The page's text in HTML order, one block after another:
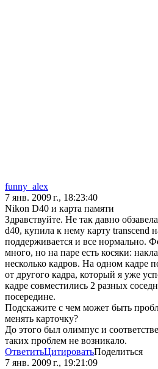
funny_alex
7 янв. 2009 г., 18:23:40
Nikon D40 и карта памяти
Здравствуйте. Не так давно
d40, купила к нему карту transcend
поддерживается и все нормально.
много, но на паре есть косяки:
несколько кадров. На одном кадре
от другого кадра, который я уже
кадре совместились 2 разных
посередине.
Подскажите с чем может быть
менять карточку?
До этого был олимпус и
таких проблем не возникало.
ОтветитьЦитироватьПоделиться
7 янв. 2009 г., 19:21:09